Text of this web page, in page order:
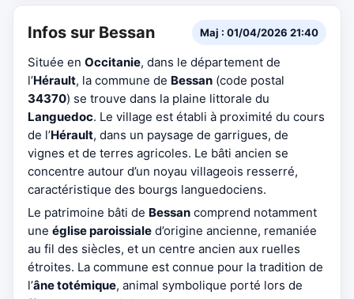
Infos sur Bessan Maj : 01/04/2026 21:40
Située en Occitanie, dans le département de
l’Hérault, la commune de Bessan (code postal
34370) se trouve dans la plaine littorale du
Languedoc. Le village est établi à proximité du cours
de l’Hérault, dans un paysage de garrigues, de
vignes et de terres agricoles. Le bâti ancien se
concentre autour d’un noyau villageois resserré,
caractéristique des bourgs languedociens.
Le patrimoine bâti de Bessan comprend notamment
une église paroissiale d’origine ancienne, remaniée
au fil des siècles, et un centre ancien aux ruelles
étroites. La commune est connue pour la tradition de
l’âne totémique, animal symbolique porté lors de